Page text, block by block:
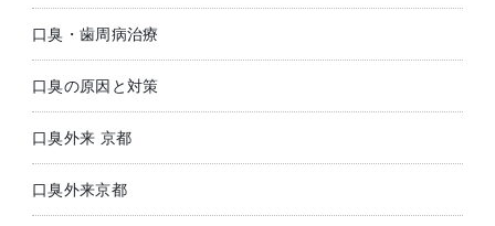
口臭・歯周病治療
口臭の原因と対策
口臭外来 京都
口臭外来京都